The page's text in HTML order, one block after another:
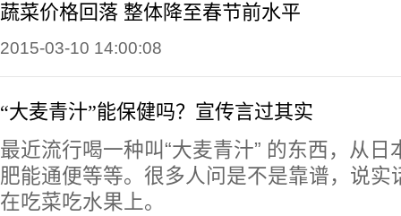
蔬菜价格回落 整体降至春节前水平
2015-03-10 14:00:08
“大麦青汁”能保健吗？宣传言过其实
最近流行喝一种叫“大麦青汁” 的东西，从日
肥能通便等等。很多人问是不是靠谱，说实
在吃菜吃水果上。